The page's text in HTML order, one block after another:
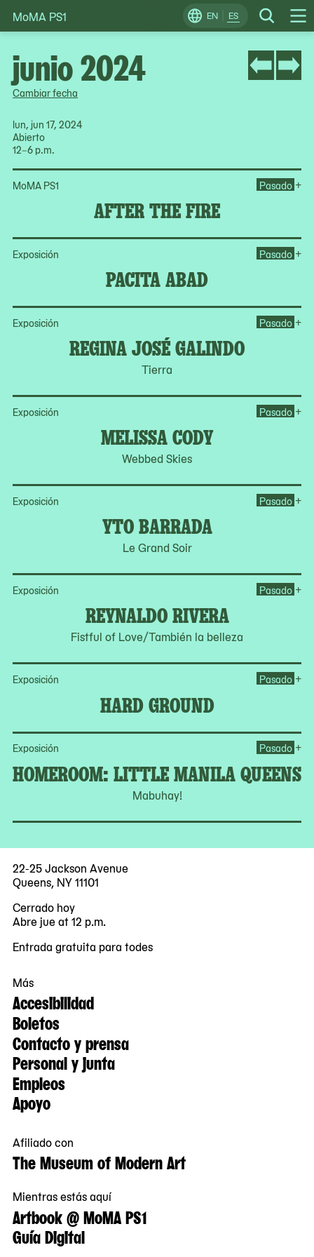
Skip
to
EN ES Search
Change
Locale
MoMA PS1
Cambiar fecha
lun, jun 17, 2024
Abierto
12–6 p.m.
MoMA PS1
AFTER THE FIRE
Pasado +
Exposición
PACITA ABAD
Pasado +
Exposición
REGINA JOSÉ GALINDO
Tierra
Pasado +
Exposición
MELISSA CODY
Webbed Skies
Pasado +
Exposición
YTO BARRADA
Le Grand Soir
Pasado +
Exposición
REYNALDO RIVERA
Fistful of Love/También la belleza
Pasado +
Exposición
HARD GROUND
Pasado +
Exposición
HOMEROOM: LITTLE MANILA QUEENS
Mabuhay!
Pasado +
junio 2024
22-25 Jackson Avenue
Queens, NY 11101
Cerrado hoy
Abre jue at 12 p.m.
Entrada gratuita para todes
Más
Accesibilidad
Boletos
Contacto y prensa
Personal y junta
Empleos
Apoyo
Afiliado con
The Museum of Modern Art
Mientras estás aquí
Artbook @ MoMA PS1
Guía Digital